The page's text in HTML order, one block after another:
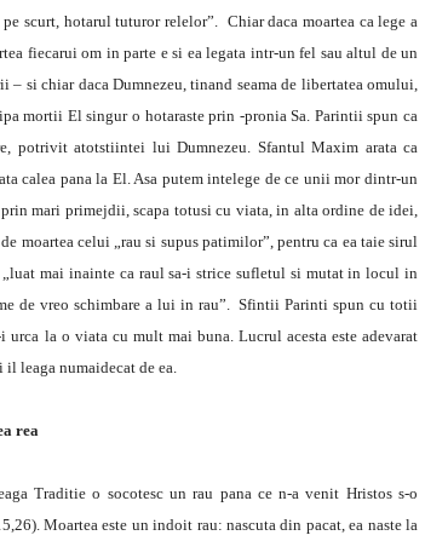
scurt, hotarul tuturor relelor”. Chiar daca moartea ca lege a
fiecarui om in parte e si ea legata intr-un fel sau altul de un
– si chiar daca Dumnezeu, tinand seama de libertatea omului,
mortii El singur o hotaraste prin -pronia Sa. Parintii spun ca
potrivit atotstiintei lui Dumnezeu. Sfantul Maxim arata ca
calea pana la El. Asa putem intelege de ce unii mor dintr-un
mari primejdii, scapa totusi cu viata, in alta ordine de idei,
moartea celui „rau si supus patimilor”, pentru ca ea taie sirul
mai inainte ca raul sa-i strice sufletul si mutat in locul in
de vreo schimbare a lui in rau”. Sfintii Parinti spun cu totii
urca la o viata cu mult mai buna. Lucrul acesta este adevarat
leaga numaidecat de ea.
rea
Traditie o socotesc un rau pana ce n-a venit Hristos s-o
Moartea este un indoit rau: nascuta din pacat, ea naste la